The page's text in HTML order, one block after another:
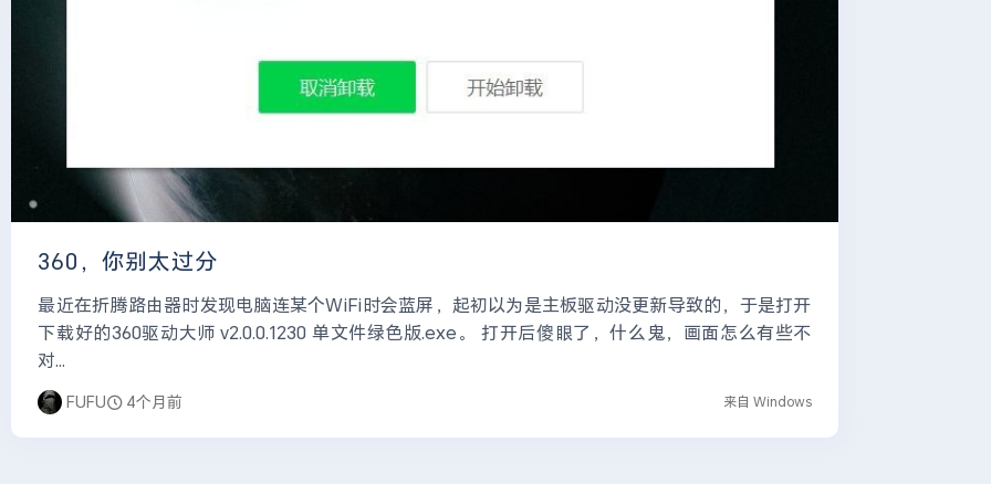
360，你别太过分
最近在折腾路由器时发现电脑连某个WiFi时会蓝屏，起初以为是主板驱动没更新导致的，于是打开
下载好的360驱动大师 v2.0.0.1230 单文件绿色版.exe。 打开后傻眼了，什么鬼，画面怎么有些不
对...
FUFU 4个月前 来自 Windows